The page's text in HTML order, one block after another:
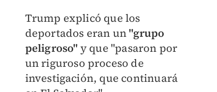
Trump explicó que los
deportados eran un"grupo
peligroso" y que "pasaron por
un riguroso proceso de
investigación, que continuará